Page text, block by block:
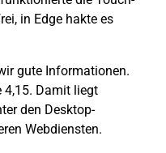
in Edge hakte es
gute Informationen.
4,15. Damit liegt
den Desktop-
Webdiensten.